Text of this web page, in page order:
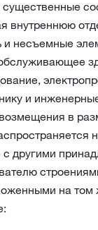
существенные
внутреннюю
и несъемные
и
в
с другими
на том